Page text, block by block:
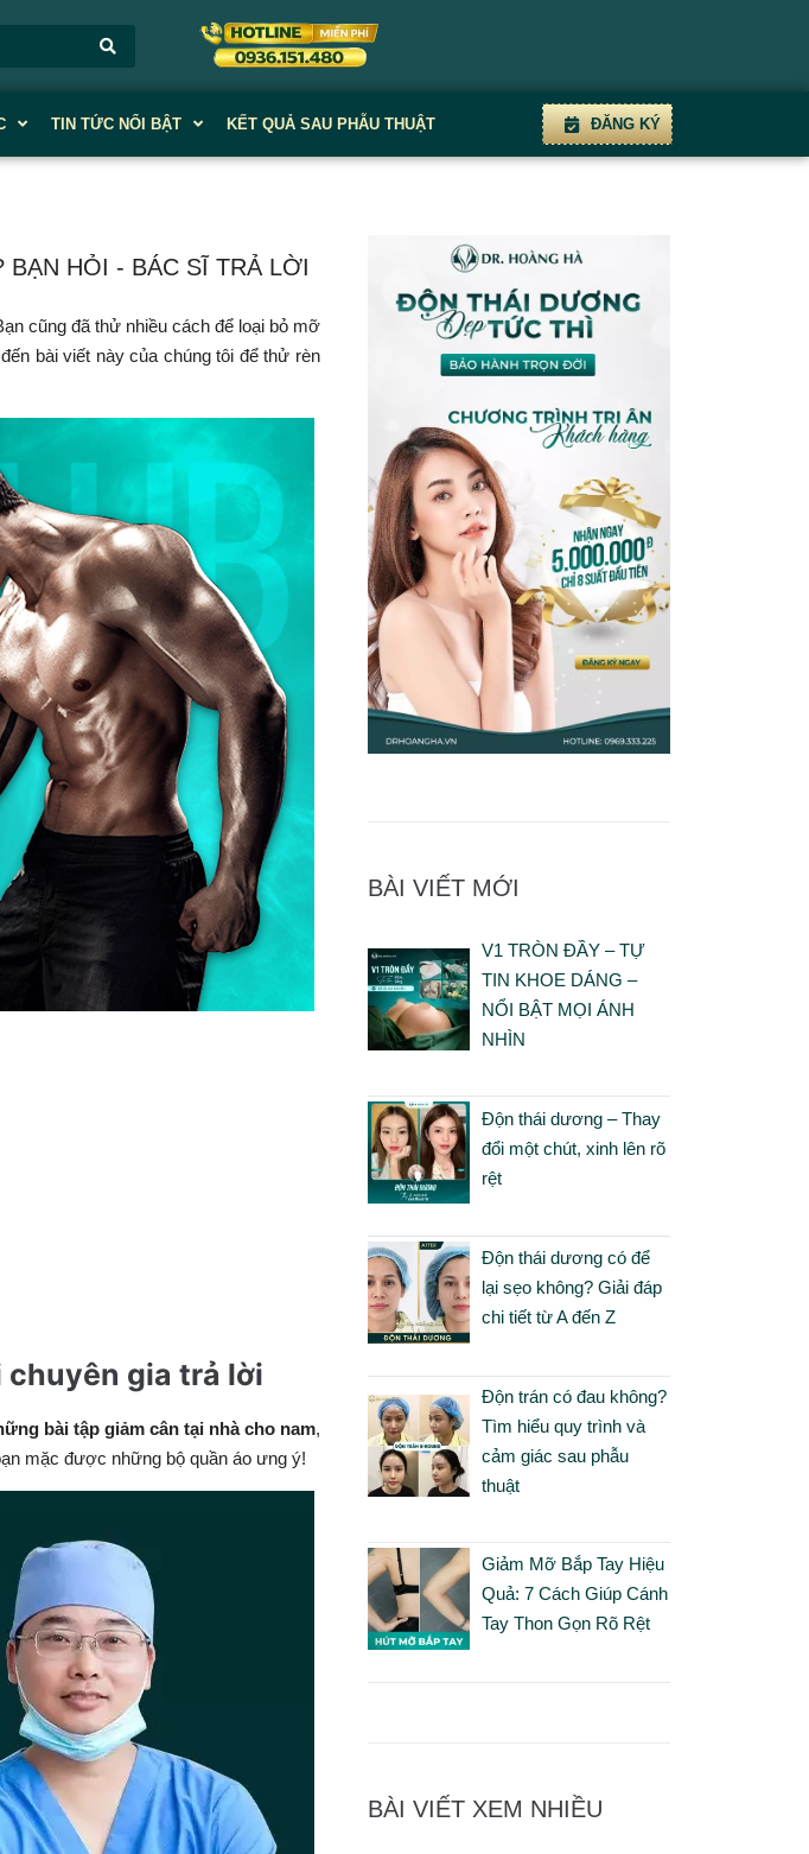
TIN TỨC NỔI BẬT KẾT QUẢ SAU PHẪU THUẬT ĐĂNG KÝ
BẠN HỎI - BÁC SĨ TRẢ LỜI
cũng đã thử nhiều cách để loại bỏ mỡ
bài viết này của chúng tôi để thử rèn
chuyên gia trả lời
bài tập giảm cân tại nhà cho nam,
mặc được những bộ quần áo ưng ý!
BÀI VIẾT MỚI
V1 TRÒN ĐẦY – TỰ
TIN KHOE DÁNG –
NỔI BẬT MỌI ÁNH
NHÌN
Độn thái dương – Thay
đổi một chút, xinh lên rõ
rệt
Độn thái dương có để
lại sẹo không? Giải đáp
chi tiết từ A đến Z
Độn trán có đau không?
Tìm hiểu quy trình và
cảm giác sau phẫu
thuật
Giảm Mỡ Bắp Tay Hiệu
Quả: 7 Cách Giúp Cánh
Tay Thon Gọn Rõ Rệt
BÀI VIẾT XEM NHIỀU